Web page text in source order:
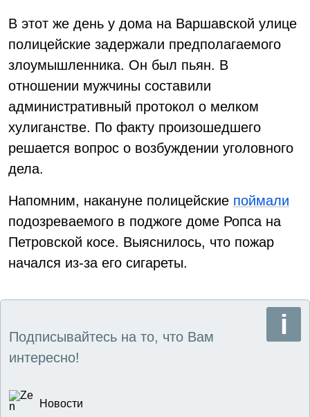
В этот же день у дома на Варшавской улице
полицейские задержали предполагаемого
злоумышленника. Он был пьян. В
отношении мужчины составили
административный протокол о мелком
хулиганстве. По факту произошедшего
решается вопрос о возбуждении уголовного
дела.
Напомним, накануне полицейские поймали
подозреваемого в поджоге доме Ропса на
Петровской косе. Выяснилось, что пожар
начался из-за его сигареты.
Подписывайтесь на то, что Вам
интересно!
Новости